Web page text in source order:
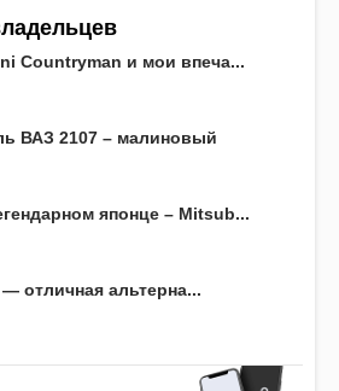
Countryman и мои впеча...
ВАЗ 2107 – малиновый
японце – Mitsub...
— отличная альтерна...